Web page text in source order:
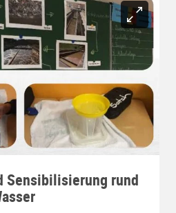
Sensibilisierung rund